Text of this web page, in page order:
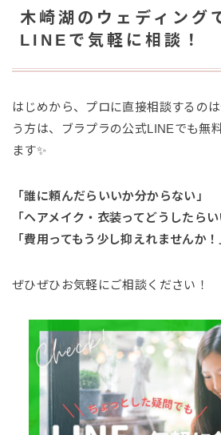
木崎湖のウェディング
LINEで気軽に相談！
はじめから、プロに直接相談するの
う方は、ブラプラの公式LINEでも無
ます✨
「誰に頼んだらいいか分からない」
「ヘアメイク・衣装ってどうしたらい
「費用ってもう少し抑えれませんか！
ぜひぜひお気軽にご相談ください！